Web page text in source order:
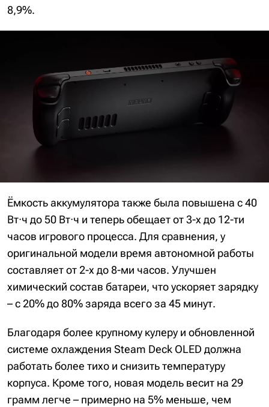
8,9%.
Ёмкость аккумулятора также была повышена с 40
Вт·ч до 50 Вт·ч и теперь обещает от 3-х до 12-ти
часов игрового процесса. Для сравнения, у
оригинальной модели время автономной работы
составляет от 2-х до 8-ми часов. Улучшен
химический состав батареи, что ускоряет зарядку
– с 20% до 80% заряда всего за 45 минут.
Благодаря более крупному кулеру и обновленной
системе охлаждения Steam Deck OLED должна
работать более тихо и снизить температуру
корпуса. Кроме того, новая модель весит на 29
грамм легче – примерно на 5% меньше, чем